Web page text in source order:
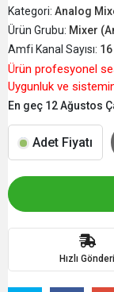
Kategori: Analog
Ürün Grubu: Mixer
Amfi Kanal Sayısı: 16
Ürün profesyonel
Uygunluk ve
En geç 12 Ağustos
Adet Fiyatı
Hızlı Gönderi